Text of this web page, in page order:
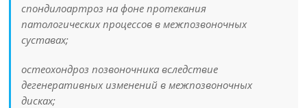
спондилоартроз на фоне протекания
патологических процессов в межпозвоночных
суставах;
остеохондроз позвоночника вследствие
дегенеративных изменений в межпозвоночных
дисках;